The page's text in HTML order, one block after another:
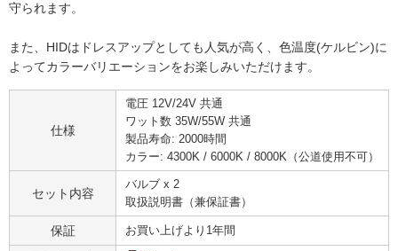
守られます。
また、HIDはドレスアップとしても人気が高く、色温度(ケルビン)に
よってカラーバリエーションをお楽しみいただけます。
仕様
電圧 12V/24V 共通
ワット数 35W/55W 共通
製品寿命: 2000時間
カラー: 4300K / 6000K / 8000K（公道使用不可）
セット内容
バルブ x 2
取扱説明書（兼保証書）
保証 お買い上げより1年間